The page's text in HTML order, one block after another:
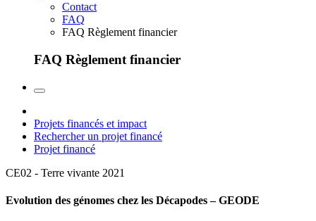
Contact
FAQ
FAQ Règlement financier
FAQ Règlement financier
Projets financés et impact
Rechercher un projet financé
Projet financé
CE02 - Terre vivante 2021
Evolution des génomes chez les Décapodes – GEODE